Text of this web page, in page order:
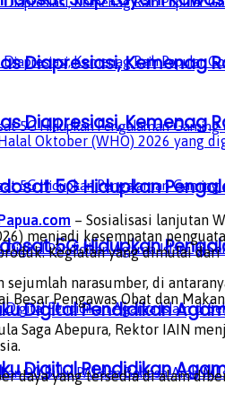
Diapresiasi, Kemenag
5G Hidupkan
Digital Pendidikan
Diapresiasi, Kemenag
5G Hidupkan
Digital Pendidikan
Oktober (WHO) 2026 yang
– Sosialisasi lanjutan
menjadi kesempatan
Kegiatan yang dimulai
narasumber, di
Besar Pengawas Obat dan
Saga Abepura, Rektor IAIN
daya yang tersedia di alam